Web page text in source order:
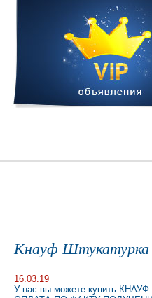
Кнауф Штукатурка
16.03.19
У нас вы можете купить